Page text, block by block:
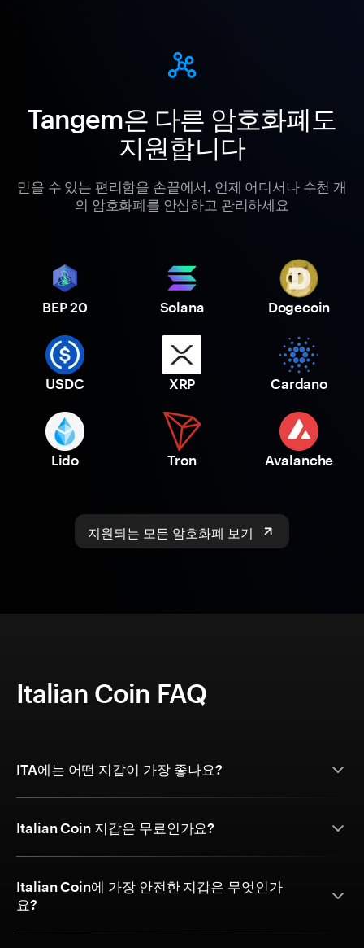
Tangem은 다른 암호화폐도
지원합니다
믿을 수 있는 편리함을 손끝에서. 언제 어디서나 수천 개
의 암호화폐를 안심하고 관리하세요
BEP 20 Solana Dogecoin
USDC XRP Cardano
Lido Tron Avalanche
지원되는 모든 암호화폐 보기
Italian Coin FAQ
ITA에는 어떤 지갑이 가장 좋나요?
Italian Coin 지갑은 무료인가요?
Italian Coin에 가장 안전한 지갑은 무엇인가
요?